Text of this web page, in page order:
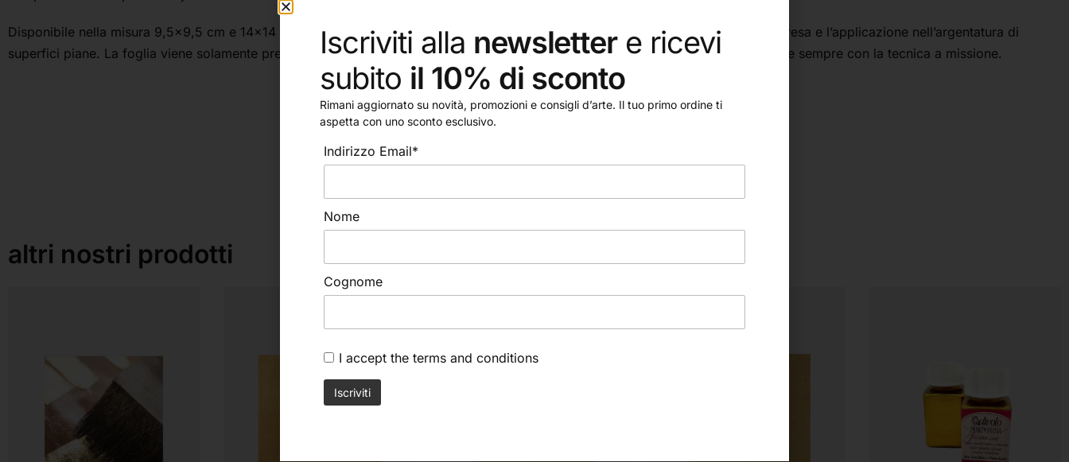
Disponibile nella misura 9,5×9,5 cm e 14×14 cm, l’argento in foglia viene posta su una carta velina che ne facilita e velocizza la presa e l’applicazione nell’argentatura di
superfici piane. La foglia viene solamente pressata sulla carta velina senza l’utilizzo di alcun collante. Se ne consiglia l’applicazione sempre con la tecnica a missione.
altri nostri prodotti
Iscriviti alla newslettere ricevi
subito il 10% di sconto
Rimani aggiornato su novità, promozioni e consigli d’arte. Il tuo primo ordine ti
aspetta con uno sconto esclusivo.
Indirizzo Email*
Nome
Cognome
I accept the terms and conditions